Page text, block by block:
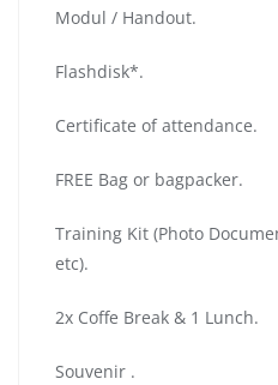
Modul / Handout.
Flashdisk*.
Certificate of attendance.
FREE Bag or bagpacker.
Training Kit (Photo
etc).
2x Coffe Break & 1 Lunch.
Souvenir .